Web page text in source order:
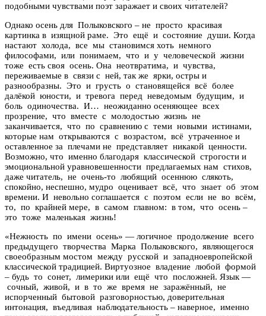
подобными чувствами поэт заражает и своих читателей?
Однако осень для Полыковского – не просто красивая
картинка в изящной раме. Это ещё и состояние души. Когда
настают холода, все мы становимся хоть немного
философами, или понимаем, что и у человеческой жизни
тоже есть своя осень. Она неотвратима, и чувства,
переживаемые в связи с ней, так же ярки, остры и
разнообразны. Это и грусть о становящейся всё более
далёкой юности, и тревога перед неведомым будущим, и
боль одиночества. И… неожиданно осеняющее всех
прозрение, что вместе с молодостью жизнь не
заканчивается, что по сравнению с теми новыми истинами,
которые нам открываются с возрастом, всё утраченное и
оставленное за плечами не представляет никакой ценности.
Возможно, что именно благодаря классической строгости и
эмоциональной уравновешенности предлагаемых нам стихов,
даже читатель, не очень-то любящий осеннюю слякоть,
спокойно, неспешно, мудро оценивает всё, что знает об этом
времени. И невольно соглашается с поэтом если не во всём,
то, по крайней мере, в самом главном: в том, что осень –
это тоже маленькая жизнь!
«Нежность по имени осень» — логичное продолжение всего
предыдущего творчества Марка Полыковского, являющегося
своеобразным мостом между русской и западноевропейской
классической традицией. Виртуозное владение любой формой
– будь то сонет, лимерики или ещё что посложней. Язык —
сочный, живой, и в то же время не заражённый, не
испорченный бытовой разговорностью, доверительная
интонация, въедливая наблюдательность – наверное, именно